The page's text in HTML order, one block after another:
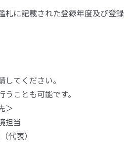
札に記載された登録年度及び登録
てください。
ことも可能です。
＞
担当
代表）